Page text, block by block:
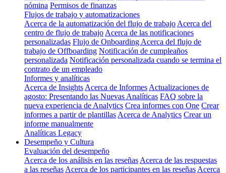
nómina Permisos de finanzas
Flujos de trabajo y automatizaciones
Acerca de la automatización del flujo de trabajo Acerca del
centro de flujo de trabajo Acerca de las notificaciones
personalizadas Flujo de Onboarding Acerca del flujo de
trabajo de Offboarding Notificación de cumpleaños
personalizada Notificación personalizada cuando se termina el
contrato de un empleado
Informes y analíticas
Acerca de Insights Acerca de Informes Actualizaciones de
agosto: Presentando las Nuevas Analíticas FAQ sobre la
nueva experiencia de Analytics Crea informes con One Crear
informes a partir de plantillas Acerca de Analytics Crear un
informe manualmente
Analíticas Legacy
Desempeño y Cultura
Evaluación del desempeño
Acerca de los análisis en las reseñas Acerca de las respuestas
a las reseñas Acerca de los participantes en las reseñas Acerca